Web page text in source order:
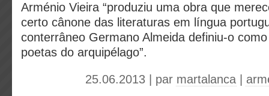
Arménio Vieira “produziu uma obra que
certo cânone das literaturas em língua
conterrâneo Germano Almeida definiu-o
poetas do arquipélago”.
25.06.2013 | par martalanca